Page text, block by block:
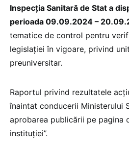
Inspecția Sanitară de Stat a
perioada 09.09.2024 –
tematice de control pentru
legislației în vigoare, privind
preuniversitar.
Raportul privind rezultatele
înaintat conducerii Ministerului
aprobarea publicării pe pagina
instituției”.